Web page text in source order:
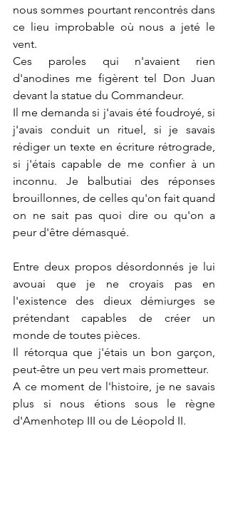
nous sommes pourtant rencontrés dans
ce lieu improbable où nous a jeté le
vent.
Ces paroles qui n'avaient rien
d'anodines me figèrent tel Don Juan
devant la statue du Commandeur.
Il me demanda si j'avais été foudroyé, si
j'avais conduit un rituel, si je savais
rédiger un texte en écriture rétrograde,
si j'étais capable de me confier à un
inconnu. Je balbutiai des réponses
brouillonnes, de celles qu'on fait quand
on ne sait pas quoi dire ou qu'on a
peur d'être démasqué.
Entre deux propos désordonnés je lui
avouai que je ne croyais pas en
l'existence des dieux démiurges se
prétendant capables de créer un
monde de toutes pièces.
Il rétorqua que j'étais un bon garçon,
peut-être un peu vert mais prometteur.
A ce moment de l'histoire, je ne savais
plus si nous étions sous le règne
d'Amenhotep III ou de Léopold II.